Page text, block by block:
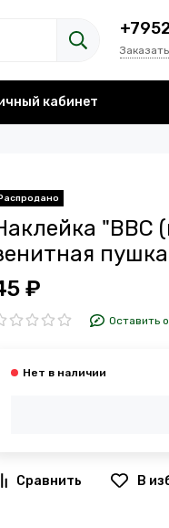
кабинет
"ВВС
₽
Оставить
В